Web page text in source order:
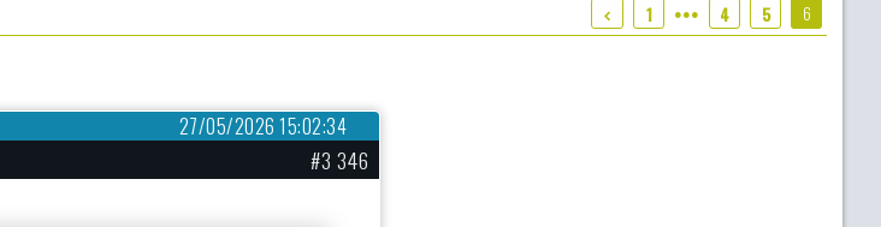
1 ●●● 4 5 6
27/05/2026 15:02:34
#3 346